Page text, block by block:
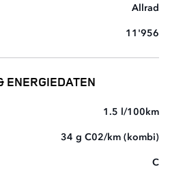
Allrad
11'956
ENERGIEDATEN
1.5 l/100km
34 g C02/km (kombi)
C